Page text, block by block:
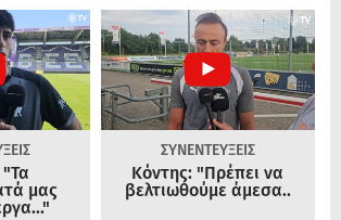
μας
ΣΥΝΕΝΤΕΥΞΕΙΣ
Κόντης: "Πρέπει να
βελτιωθούμε άμεσα..